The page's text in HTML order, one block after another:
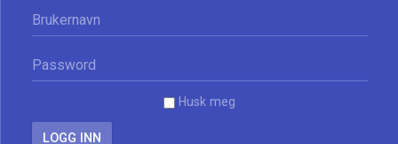
Husk meg